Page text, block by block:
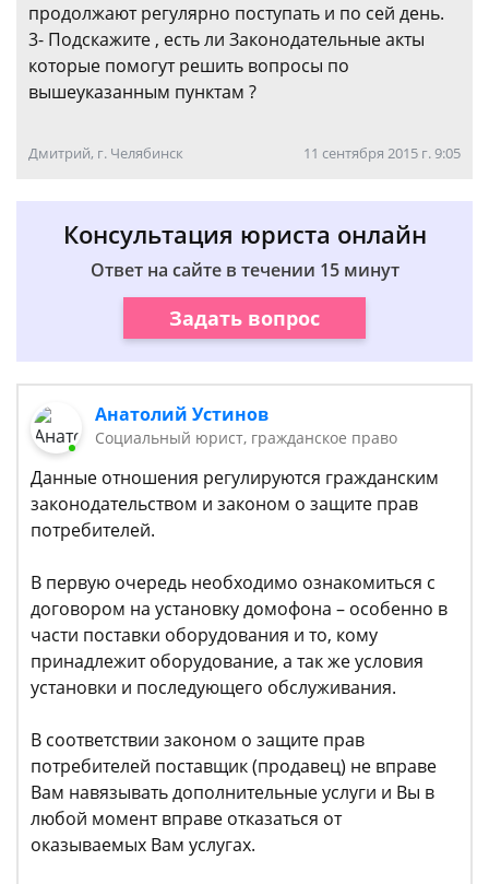
продолжают регулярно поступать и по сей день.
3- Подскажите , есть ли Законодательные акты
которые помогут решить вопросы по
вышеуказанным пунктам ?
Дмитрий, г. Челябинск 11 сентября 2015 г. 9:05
Консультация юриста онлайн
Ответ на сайте в течении 15 минут
Задать вопрос
Анатолий Устинов
Социальный юрист, гражданское право
Данные отношения регулируются гражданским
законодательством и законом о защите прав
потребителей.
В первую очередь необходимо ознакомиться с
договором на установку домофона – особенно в
части поставки оборудования и то, кому
принадлежит оборудование, а так же условия
установки и последующего обслуживания.
В соответствии законом о защите прав
потребителей поставщик (продавец) не вправе
Вам навязывать дополнительные услуги и Вы в
любой момент вправе отказаться от
оказываемых Вам услугах.